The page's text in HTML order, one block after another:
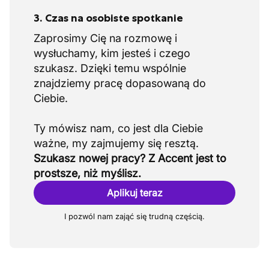
3. Czas na osobiste spotkanie
Zaprosimy Cię na rozmowę i
wysłuchamy, kim jesteś i czego
szukasz. Dzięki temu wspólnie
znajdziemy pracę dopasowaną do
Ciebie.
Ty mówisz nam, co jest dla Ciebie
Szukasz nowej pracy? Z Accent jest to
prostsze, niż myślisz.
Aplikuj teraz
I pozwól nam zająć się trudną częścią.